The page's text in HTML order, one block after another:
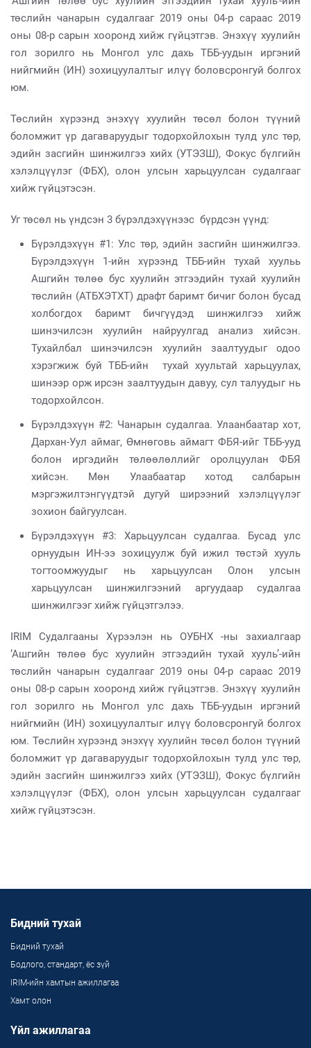
төслийн чанарын судалгааг 2019 оны 04-р сараас 2019
оны 08-р сарын хооронд хийж гүйцэтгэв. Энэхүү хуулийн
гол зорилго нь Монгол улс дахь ТББ-уудын иргэний
нийгмийн (ИН) зохицуулалтыг илүү боловсронгуй болгох
юм.
Төслийн хүрээнд энэхүү хуулийн төсөл болон түүний
боломжит үр дагаваруудыг тодорхойлохын тулд улс төр,
эдийн засгийн шинжилгээ хийх (УТЭЗШ), Фокус бүлгийн
хэлэлцүүлэг (ФБХ), олон улсын харьцуулсан судалгааг
хийж гүйцэтэсэн.
Уг төсөл нь үндсэн 3 бүрэлдэхүүнээс бүрдсэн үүнд:
Бүрэлдэхүүн #1: Улс төр, эдийн засгийн шинжилгээ.
Бүрэлдэхүүн 1-ийн хүрээнд ТББ-ийн тухай хуульь
Ашгийн төлөө бус хуулийн этгээдийн тухай хуулийн
төслийн (АТБХЭТХТ) драфт баримт бичиг болон бусад
холбогдох баримт бичгүүдэд шинжилгээ хийж
шинэчилсэн хуулийн найруулгад анализ хийсэн.
Тухайлбал шинэчилсэн хуулийн заалтуудыг одоо
хэрэгжиж буй ТББ-ийн тухай хуультай харьцуулах,
шинээр орж ирсэн заалтуудын давуу, сул талуудыг нь
тодорхойлсон.
Бүрэлдэхүүн #2: Чанарын судалгаа. Улаанбаатар хот,
Дархан-Уул аймаг, Өмнөговь аймагт ФБЯ-ийг ТББ-ууд
болон иргэдийн төлөөлөллийг оролцуулан ФБЯ
хийсэн. Мөн Улаабаатар хотод салбарын
мэргэжилтэнгүүдтэй дугуй ширээний хэлэлцүүлэг
зохион байгуулсан.
Бүрэлдэхүүн #3: Харьцуулсан судалгаа. Бусад улс
орнуудын ИН-ээ зохицуулж буй ижил төстэй хууль
тогтоомжуудыг нь харьцуулсан Олон улсын
харьцуулсан шинжилгээний аргуудаар судалгаа
шинжилгээг хийж гүйцэтгэлээ.
IRIM Судалгааны Хүрээлэн нь ОУБНХ -ны захиалгаар
‘Ашгийн төлөө бус хуулийн этгээдийн тухай хууль’-ийн
төслийн чанарын судалгааг 2019 оны 04-р сараас 2019
оны 08-р сарын хооронд хийж гүйцэтгэв. Энэхүү хуулийн
гол зорилго нь Монгол улс дахь ТББ-уудын иргэний
нийгмийн (ИН) зохицуулалтыг илүү боловсронгуй болгох
юм. Төслийн хүрээнд энэхүү хуулийн төсөл болон түүний
боломжит үр дагаваруудыг тодорхойлохын тулд улс төр,
эдийн засгийн шинжилгээ хийх (УТЭЗШ), Фокус бүлгийн
хэлэлцүүлэг (ФБХ), олон улсын харьцуулсан судалгааг
хийж гүйцэтэсэн.
Бидний тухай
Бидний тухай
Бодлого, стандарт, ёс зүй
IRIM-ийн хамтын ажиллагаа
Хамт олон
Үйл ажиллагаа